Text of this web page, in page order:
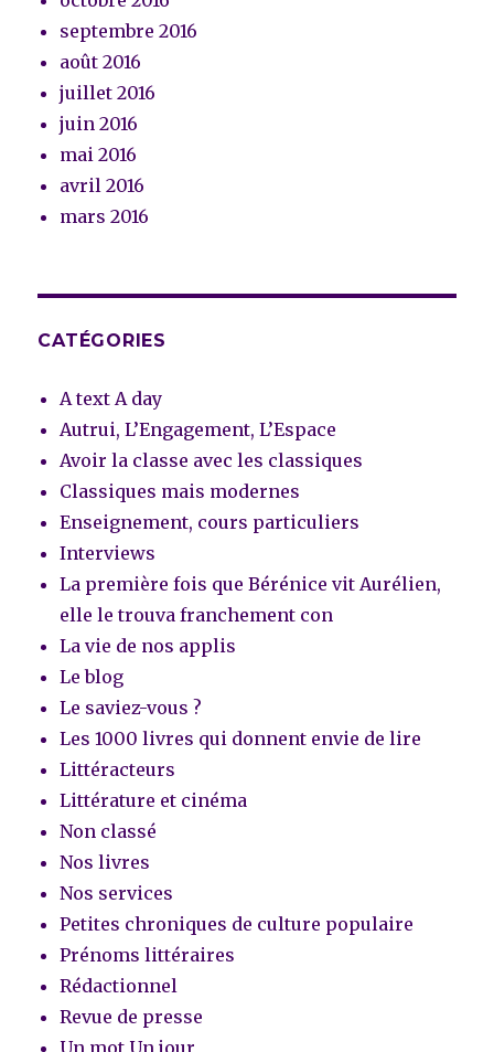
septembre 2016
août 2016
juillet 2016
juin 2016
mai 2016
avril 2016
mars 2016
CATÉGORIES
A text A day
Autrui, L’Engagement, L’Espace
Avoir la classe avec les classiques
Classiques mais modernes
Enseignement, cours particuliers
Interviews
La première fois que Bérénice vit Aurélien,
elle le trouva franchement con
La vie de nos applis
Le blog
Le saviez-vous ?
Les 1000 livres qui donnent envie de lire
Littéracteurs
Littérature et cinéma
Non classé
Nos livres
Nos services
Petites chroniques de culture populaire
Prénoms littéraires
Rédactionnel
Revue de presse